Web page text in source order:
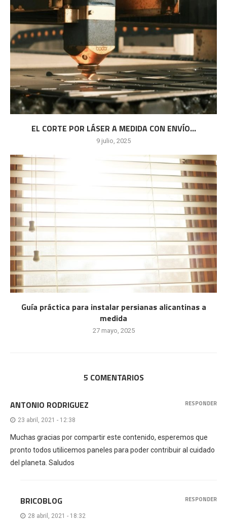
EL CORTE POR LÁSER A MEDIDA CON ENVÍO...
9 julio, 2025
Guía práctica para instalar persianas alicantinas a
medida
27 mayo, 2025
5 COMENTARIOS
ANTONIO RODRIGUEZ
23 abril, 2021 - 12:38
Muchas gracias por compartir este contenido, esperemos que
pronto todos utilicemos paneles para poder contribuir al cuidado
del planeta. Saludos
RESPONDER
BRICOBLOG
28 abril, 2021 - 18:32
RESPONDER